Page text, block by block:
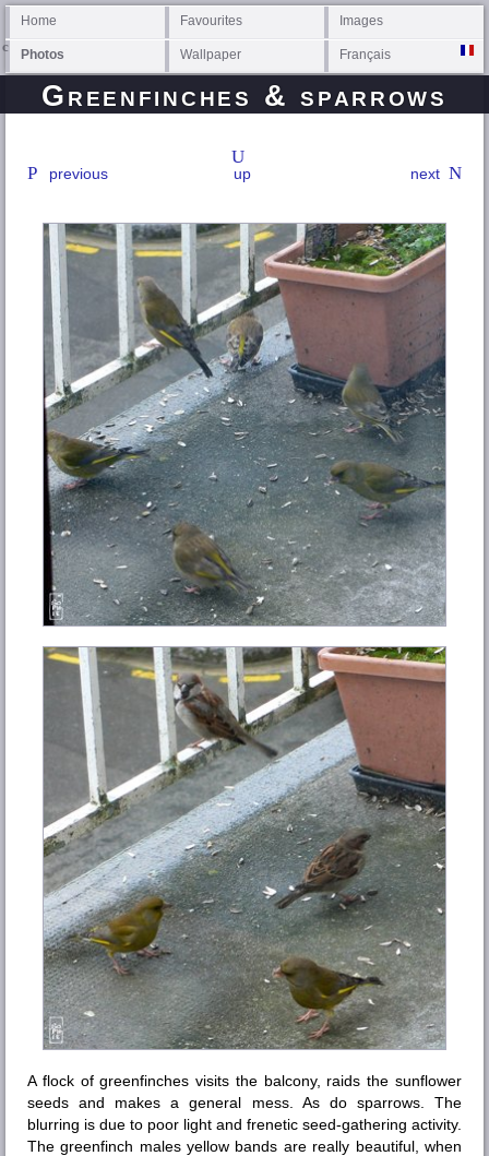
Home Favourites Images
Photos Wallpaper Français
Greenfinches & sparrows
previous next
up
A flock of greenfinches visits the balcony, raids the sunflower
seeds and makes a general mess. As do sparrows. The
blurring is due to poor light and frenetic seed-gathering activity.
The greenfinch males yellow bands are really beautiful, when